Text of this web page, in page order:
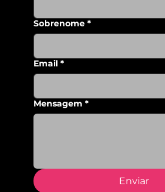
Sobrenome *
Email *
Mensagem *
Enviar